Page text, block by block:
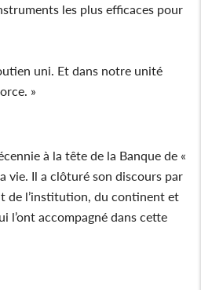
les plus efficaces pour
uni. Et dans notre unité
»
à la tête de la Banque de «
vie. Il a clôturé son discours par
de l’institution, du continent et
l’ont accompagné dans cette